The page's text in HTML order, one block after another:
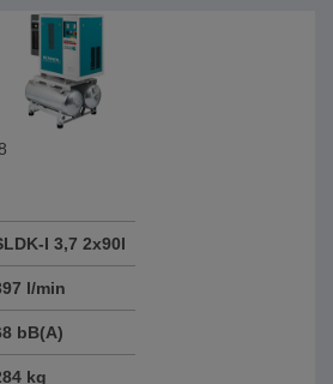
I 3,7 2x90l
l/min
bB(A)
kg